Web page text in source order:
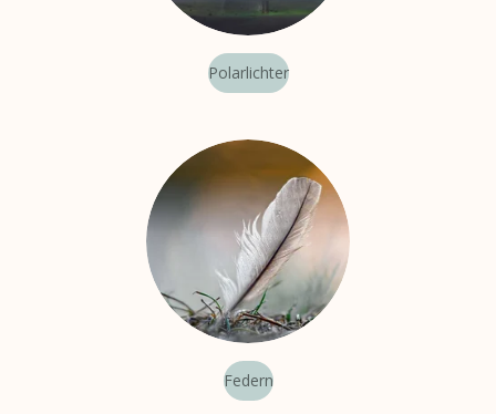
Polarlichter
Federn